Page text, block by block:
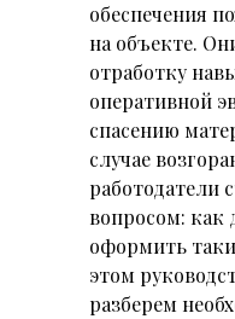
обеспечения
на объекте.
отработку
оперативной
спасению
случае
работодатели
вопросом: как
оформить
этом
разберем